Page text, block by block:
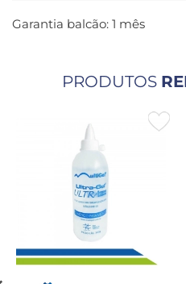
Garantia balcão: 1 mês
PRODUTOS